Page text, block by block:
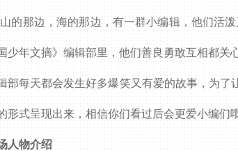
山的那边，海的那边，有一群小编辑，他们活
少年文摘》编辑部里，他们善良勇敢互相都
部每天都会发生好多爆笑又有爱的故事，为了
形式呈现出来，相信你们看过后会更爱小编们
人物介绍